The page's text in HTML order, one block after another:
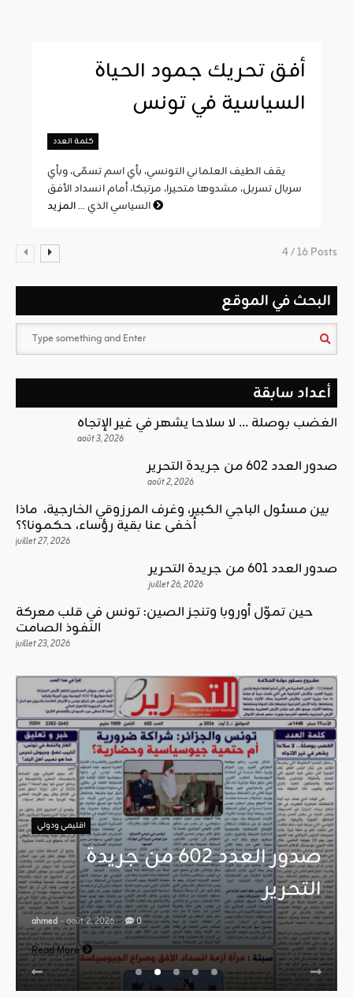
أفق تحريك جمود الحياة
السياسية في تونس
كلمة العدد
يقف الطيف العلماني التونسي، بأي اسم تسمّى، وبأي
سربال تسربل، مشدوها متحيرا، مرتبكا، أمام انسداد الأفق
السياسي الذي ...
4 / 16 Posts
البحث في الموقع
أعداد سابقة
الغضب بوصلة … لا سلاحا يشهر في غير الإتجاه
août 3, 2026
صدور العدد 602 من جريدة التحرير
août 2, 2026
بين مسئول الباجي الكبير، وغرف المرزوقي الخارجية، ماذا
أخفى عنا بقية رؤساء، حكمونا؟؟
juillet 27, 2026
صدور العدد 601 من جريدة التحرير
juillet 26, 2026
حين تموّل أوروبا وتنجز الصين: تونس في قلب معركة
النفوذ الصامت
juillet 23, 2026
اقليمي ودولي
صدور العدد 602 من جريدة
التحرير
ahmed - août 2, 2026 0
Read More